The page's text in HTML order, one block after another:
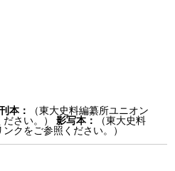
刊本：
（東大史料編纂所ユニオン
さい。）
影写本：
（東大史料
クをご参照ください。）